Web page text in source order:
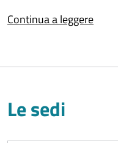
Strutture Territoriali
integrata del paziente in
attraverso l'assistenza
Continua a leggere
Le sedi